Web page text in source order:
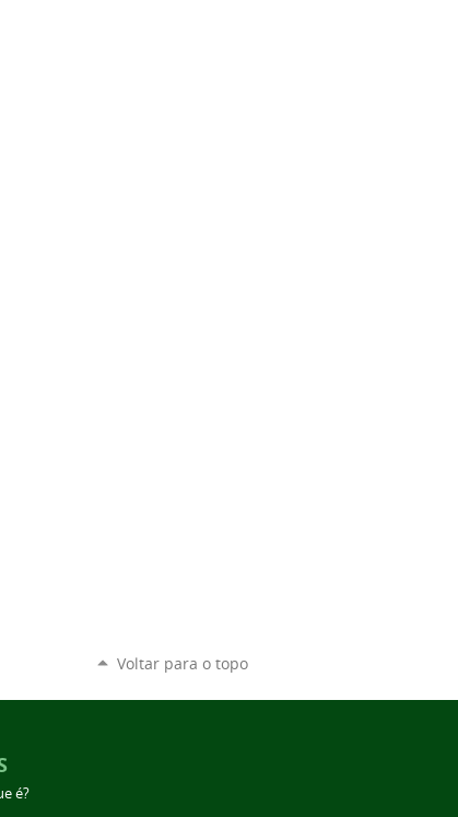
Voltar para o topo
é?